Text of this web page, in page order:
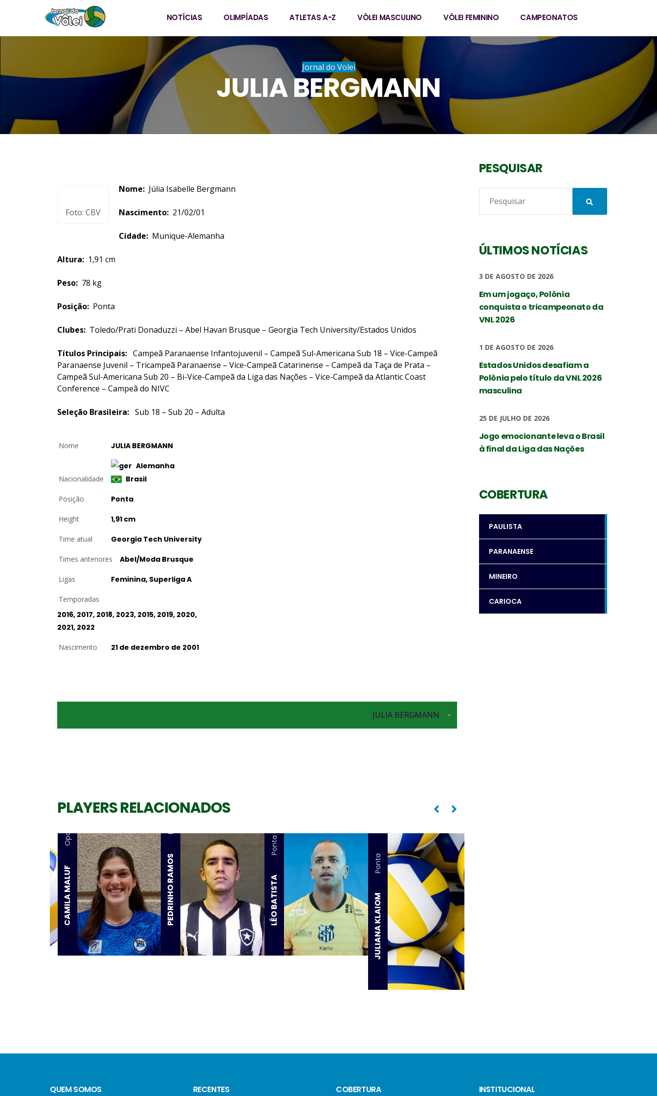
NOTÍCIAS OLIMPÍADAS ATLETAS A-Z VÔLEI MASCULINO VÔLEI FEMININO CAMPEONATOS
Jornal do Volei
JULIA BERGMANN
Foto: CBV
Nome: Júlia Isabelle Bergmann
Nascimento: 21/02/01
Cidade: Munique-Alemanha
Altura: 1,91 cm
Peso: 78 kg
Posição: Ponta
Clubes: Toledo/Prati Donaduzzi – Abel Havan Brusque – Georgia Tech University/Estados Unidos
Títulos Principais: Campeã Paranaense Infantojuvenil – Campeã Sul-Americana Sub 18 – Vice-Campeã
Paranaense Juvenil – Tricampeã Paranaense – Vice-Campeã Catarinense – Campeã da Taça de Prata –
Campeã Sul-Americana Sub 20 – Bi-Vice-Campeã da Liga das Nações – Vice-Campeã da Atlantic Coast
Conference – Campeã do NIVC
Seleção Brasileira: Sub 18 – Sub 20 – Adulta
Nome JULIA BERGMANN
Nacionalidade
Alemanha
Brasil
Posição Ponta
Height 1,91 cm
Time atual Georgia Tech University
Times anteriores Abel/Moda Brusque
Ligas Feminina, Superliga A
Temporadas
2016, 2017, 2018, 2023, 2015, 2019, 2020,
2021, 2022
Nascimento 21 de dezembro de 2001
JULIA BERGMANN
PLAYERS RELACIONADOS
CAMILA MALUF
Oposta
PEDRINHO RAMOS LÉO BATISTA
Ponta
JULIANA KLAIOM
Ponta
PESQUISAR
ÚLTIMOS NOTÍCIAS
3 DE AGOSTO DE 2026
Em um jogaço, Polônia
conquista o tricampeonato da
VNL 2026
1 DE AGOSTO DE 2026
Estados Unidos desafiam a
Polônia pelo título da VNL 2026
masculina
25 DE JULHO DE 2026
Jogo emocionante leva o Brasil
à final da Liga das Nações
COBERTURA
PAULISTA
PARANAENSE
MINEIRO
CARIOCA
QUEM SOMOS RECENTES COBERTURA INSTITUCIONAL